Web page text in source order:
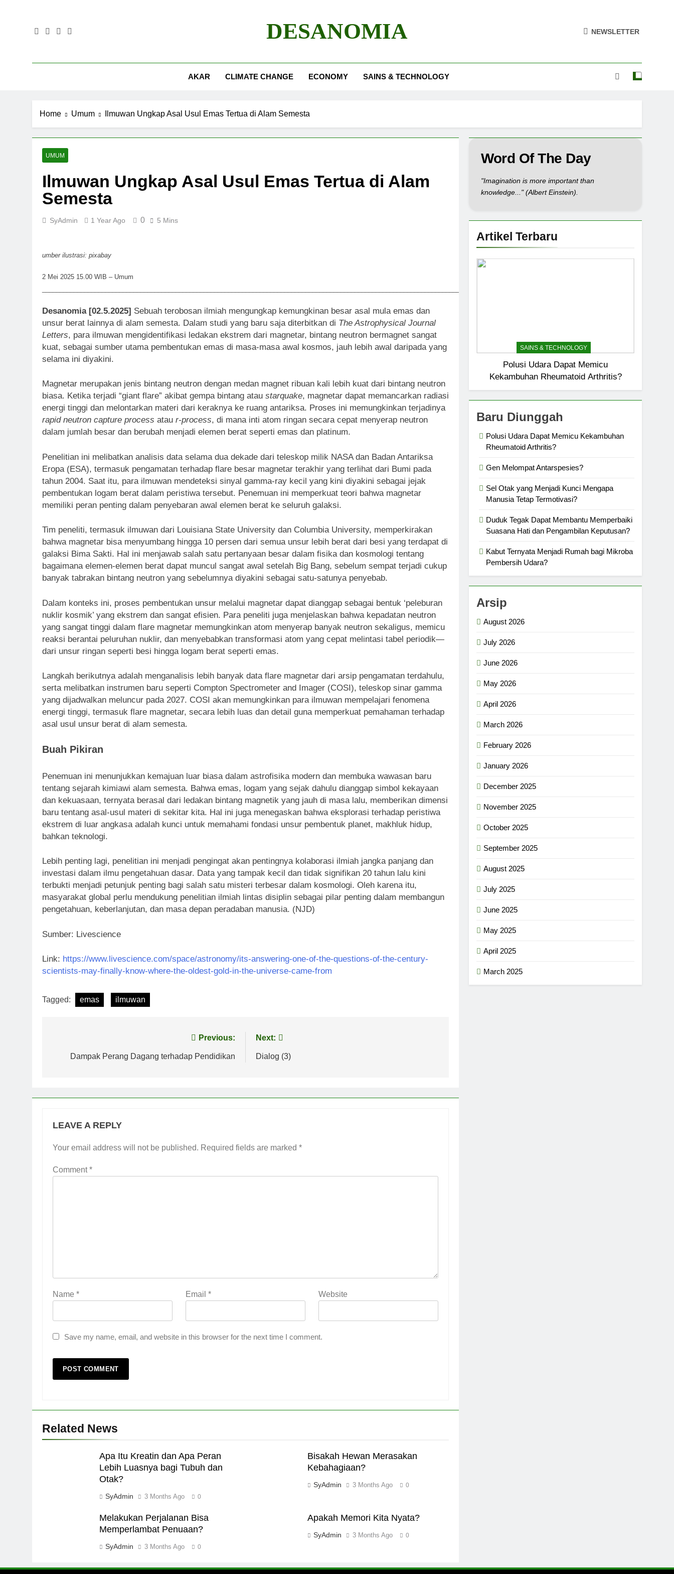
DESANOMIA NEWSLETTER
AKAR CLIMATE CHANGE ECONOMY SAINS & TECHNOLOGY
Home Umum Ilmuwan Ungkap Asal Usul Emas Tertua di Alam Semesta
UMUM
Ilmuwan Ungkap Asal Usul Emas Tertua di Alam
Semesta
SyAdmin 1 Year Ago 0 5 Mins
umber ilustrasi: pixabay
2 Mei 2025 15.00 WIB – Umum
Desanomia [02.5.2025] Sebuah terobosan ilmiah mengungkap kemungkinan besar asal mula emas dan
unsur berat lainnya di alam semesta. Dalam studi yang baru saja diterbitkan di The Astrophysical Journal
Letters, para ilmuwan mengidentifikasi ledakan ekstrem dari magnetar, bintang neutron bermagnet sangat
kuat, sebagai sumber utama pembentukan emas di masa-masa awal kosmos, jauh lebih awal daripada yang
selama ini diyakini.
Magnetar merupakan jenis bintang neutron dengan medan magnet ribuan kali lebih kuat dari bintang neutron
biasa. Ketika terjadi “giant flare” akibat gempa bintang atau starquake, magnetar dapat memancarkan radiasi
energi tinggi dan melontarkan materi dari keraknya ke ruang antariksa. Proses ini memungkinkan terjadinya
rapid neutron capture process atau r-process, di mana inti atom ringan secara cepat menyerap neutron
dalam jumlah besar dan berubah menjadi elemen berat seperti emas dan platinum.
Penelitian ini melibatkan analisis data selama dua dekade dari teleskop milik NASA dan Badan Antariksa
Eropa (ESA), termasuk pengamatan terhadap flare besar magnetar terakhir yang terlihat dari Bumi pada
tahun 2004. Saat itu, para ilmuwan mendeteksi sinyal gamma-ray kecil yang kini diyakini sebagai jejak
pembentukan logam berat dalam peristiwa tersebut. Penemuan ini memperkuat teori bahwa magnetar
memiliki peran penting dalam penyebaran awal elemen berat ke seluruh galaksi.
Tim peneliti, termasuk ilmuwan dari Louisiana State University dan Columbia University, memperkirakan
bahwa magnetar bisa menyumbang hingga 10 persen dari semua unsur lebih berat dari besi yang terdapat di
galaksi Bima Sakti. Hal ini menjawab salah satu pertanyaan besar dalam fisika dan kosmologi tentang
bagaimana elemen-elemen berat dapat muncul sangat awal setelah Big Bang, sebelum sempat terjadi cukup
banyak tabrakan bintang neutron yang sebelumnya diyakini sebagai satu-satunya penyebab.
Dalam konteks ini, proses pembentukan unsur melalui magnetar dapat dianggap sebagai bentuk ‘peleburan
nuklir kosmik’ yang ekstrem dan sangat efisien. Para peneliti juga menjelaskan bahwa kepadatan neutron
yang sangat tinggi dalam flare magnetar memungkinkan atom menyerap banyak neutron sekaligus, memicu
reaksi berantai peluruhan nuklir, dan menyebabkan transformasi atom yang cepat melintasi tabel periodik—
dari unsur ringan seperti besi hingga logam berat seperti emas.
Langkah berikutnya adalah menganalisis lebih banyak data flare magnetar dari arsip pengamatan terdahulu,
serta melibatkan instrumen baru seperti Compton Spectrometer and Imager (COSI), teleskop sinar gamma
yang dijadwalkan meluncur pada 2027. COSI akan memungkinkan para ilmuwan mempelajari fenomena
energi tinggi, termasuk flare magnetar, secara lebih luas dan detail guna memperkuat pemahaman terhadap
asal usul unsur berat di alam semesta.
Buah Pikiran
Penemuan ini menunjukkan kemajuan luar biasa dalam astrofisika modern dan membuka wawasan baru
tentang sejarah kimiawi alam semesta. Bahwa emas, logam yang sejak dahulu dianggap simbol kekayaan
dan kekuasaan, ternyata berasal dari ledakan bintang magnetik yang jauh di masa lalu, memberikan dimensi
baru tentang asal-usul materi di sekitar kita. Hal ini juga menegaskan bahwa eksplorasi terhadap peristiwa
ekstrem di luar angkasa adalah kunci untuk memahami fondasi unsur pembentuk planet, makhluk hidup,
bahkan teknologi.
Lebih penting lagi, penelitian ini menjadi pengingat akan pentingnya kolaborasi ilmiah jangka panjang dan
investasi dalam ilmu pengetahuan dasar. Data yang tampak kecil dan tidak signifikan 20 tahun lalu kini
terbukti menjadi petunjuk penting bagi salah satu misteri terbesar dalam kosmologi. Oleh karena itu,
masyarakat global perlu mendukung penelitian ilmiah lintas disiplin sebagai pilar penting dalam membangun
pengetahuan, keberlanjutan, dan masa depan peradaban manusia. (NJD)
Sumber: Livescience
Link: https://www.livescience.com/space/astronomy/its-answering-one-of-the-questions-of-the-century-
scientists-may-finally-know-where-the-oldest-gold-in-the-universe-came-from
Tagged: emas ilmuwan
navigation
Previous:
Dampak Perang Dagang terhadap Pendidikan
Next:
Dialog (3)
LEAVE A REPLY
Your email address will not be published. Required fields are marked *
Comment*
Name * Email* Website
Save my name, email, and website in this browser for the next time I comment.
Related News
Apa Itu Kreatin dan Apa Peran
Lebih Luasnya bagi Tubuh dan
Otak?
SyAdmin 3 Months Ago 0
Bisakah Hewan Merasakan
Kebahagiaan?
SyAdmin 3 Months Ago 0
Melakukan Perjalanan Bisa
Memperlambat Penuaan?
SyAdmin 3 Months Ago 0
Apakah Memori Kita Nyata?
SyAdmin 3 Months Ago 0
Word Of The Day
"Imagination is more important than
knowledge..." (Albert Einstein).
Artikel Terbaru
SAINS & TECHNOLOGY
Polusi Udara Dapat Memicu
Kekambuhan Rheumatoid Arthritis?
Baru Diunggah
Polusi Udara Dapat Memicu Kekambuhan
Rheumatoid Arthritis?
Gen Melompat Antarspesies?
Sel Otak yang Menjadi Kunci Mengapa
Manusia Tetap Termotivasi?
Duduk Tegak Dapat Membantu Memperbaiki
Suasana Hati dan Pengambilan Keputusan?
Kabut Ternyata Menjadi Rumah bagi Mikroba
Pembersih Udara?
Arsip
August 2026
July 2026
June 2026
May 2026
April 2026
March 2026
February 2026
January 2026
December 2025
November 2025
October 2025
September 2025
August 2025
July 2025
June 2025
May 2025
April 2025
March 2025